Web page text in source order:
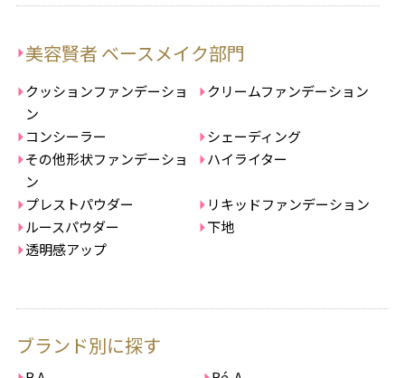
美容賢者 ベースメイク部門
クッションファンデーショ
ン
クリームファンデーション
コンシーラー
シェーディング
その他形状ファンデーショ
ン
ハイライター
プレストパウダー
リキッドファンデーション
ルースパウダー
下地
透明感アップ
ブランド別に探す